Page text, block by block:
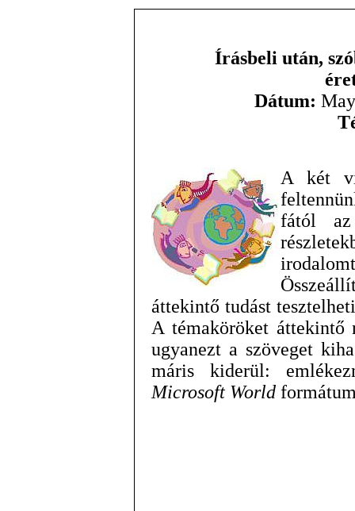
Írásbeli után,
Dátum:
A két
fától
áttekintő tudást
A témaköröket áttekintő
ugyanezt a szöveget
máris kiderül:
Microsoft World